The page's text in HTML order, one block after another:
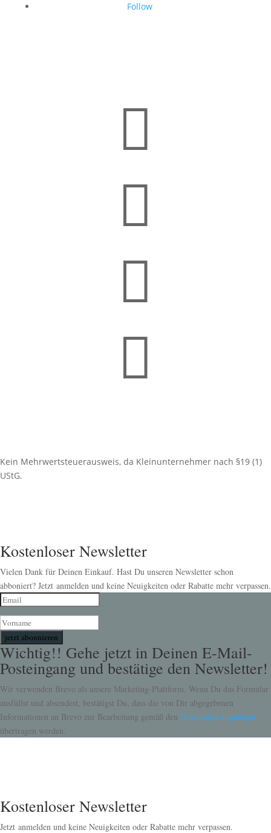
Follow




Kein Mehrwertsteuerausweis, da Kleinunternehmer nach §19 (1)
UStG.
Kostenloser Newsletter
Vielen Dank für Deinen Einkauf. Hast Du unseren Newsletter schon
abboniert? Jetzt anmelden und keine Neuigkeiten oder Rabatte mehr verpassen.
jetzt abonnieren
Wichtig!! Gehe jetzt in Deinen E-Mail-
Posteingang und bestätige den Newsletter!
Wir verwenden Brevo als unsere Marketing-Plattform. Wenn Du das Formular
ausfüllst und absendest, bestätigst Du, dass die von Dir abgegebenen
Informationen an Brevo zur Bearbeitung gemäß den Nutzungsbedingungen
übertragen werden.
Kostenloser Newsletter
Jetzt anmelden und keine Neuigkeiten oder Rabatte mehr verpassen.